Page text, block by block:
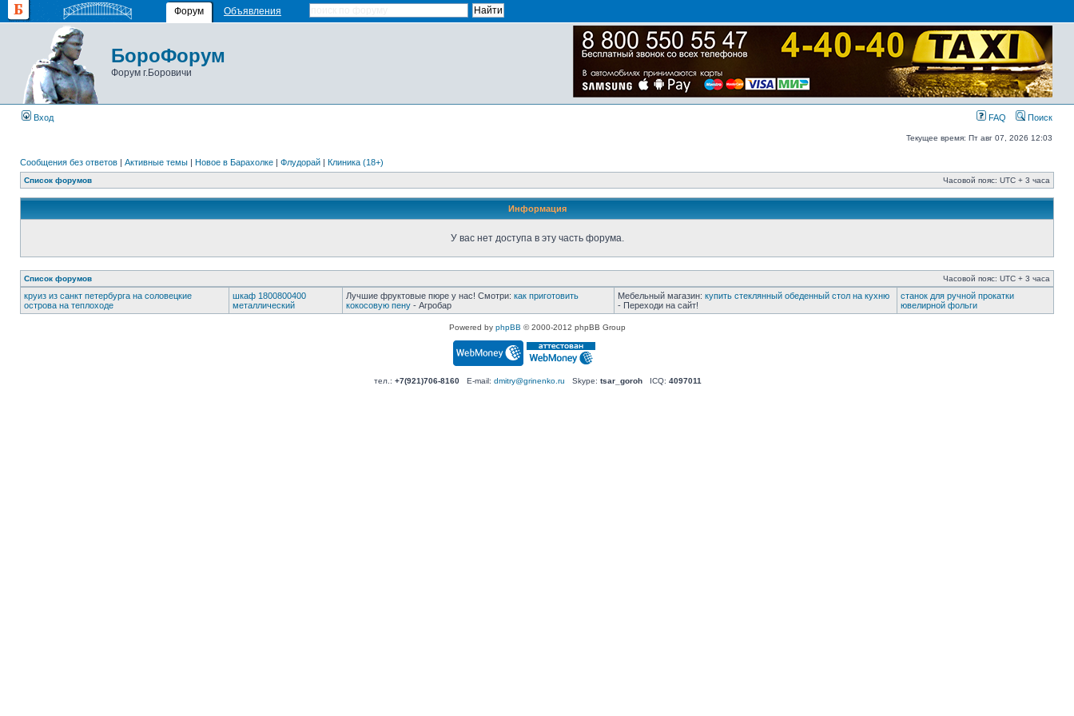
Форум Объявления
БороФорум
Форум г.Боровичи
Вход FAQ Поиск
Текущее время: Пт авг 07, 2026 12:03
Сообщения без ответов | Активные темы | Новое в Барахолке | Флудорай | Клиника (18+)
Список форумов Часовой пояс: UTC + 3 часа
Информация
У вас нет доступа в эту часть форума.
Список форумов Часовой пояс: UTC + 3 часа
круиз из санкт петербурга на соловецкие
острова на теплоходе
шкаф 1800800400
металлический
Лучшие фруктовые пюре у нас! Смотри: как приготовить
кокосовую пену - Агробар
Мебельный магазин: купить стеклянный обеденный стол на кухню
- Переходи на сайт!
станок для ручной прокатки
ювелирной фольги
Powered by phpBB © 2000-2012 phpBB Group
тел.: +7(921)706-8160E-mail: dmitry@grinenko.ru Skype: tsar_gorohICQ: 4097011